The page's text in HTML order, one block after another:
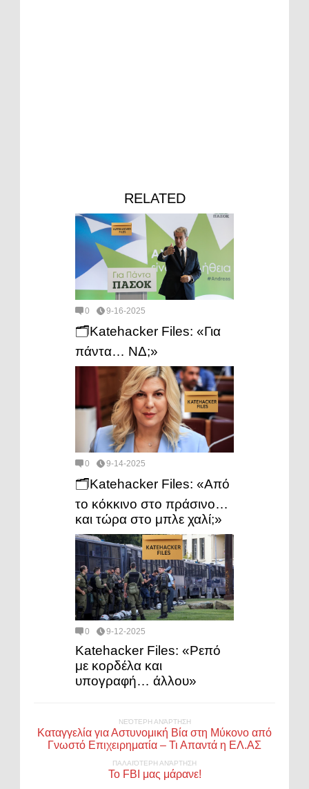
RELATED
0 9-16-2025
🗂️Katehacker Files: «Για
πάντα… ΝΔ;»
0 9-14-2025
🗂️Katehacker Files: «Από
το κόκκινο στο πράσινο…
και τώρα στο μπλε χαλί;»
0 9-12-2025
Katehacker Files: «Ρεπό
με κορδέλα και
υπογραφή… άλλου»
ΝΕΌΤΕΡΗ ΑΝΆΡΤΗΣΗ
Καταγγελία για Αστυνομική Βία στη Μύκονο από
Γνωστό Επιχειρηματία – Τι Απαντά η ΕΛ.ΑΣ
ΠΑΛΑΙΌΤΕΡΗ ΑΝΆΡΤΗΣΗ
Το FBI μας μάρανε!